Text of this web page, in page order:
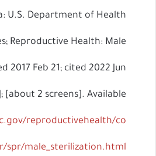
U.S. Department of Health
Reproductive Health: Male
2017 Feb 21; cited 2022 Jun
[about 2 screens]. Available
reproductivehealth/co
spr/male_sterilization.html